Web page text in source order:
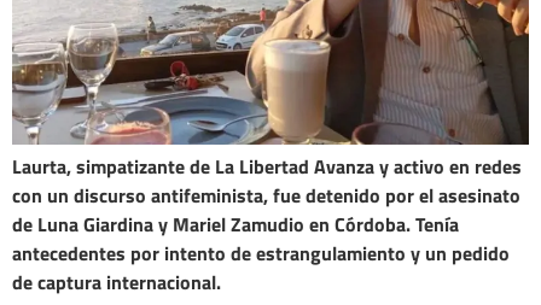
Laurta, simpatizante de La Libertad Avanza y activo en redes
con un discurso antifeminista, fue detenido por el asesinato
de Luna Giardina y Mariel Zamudio en Córdoba. Tenía
antecedentes por intento de estrangulamiento y un pedido
de captura internacional.